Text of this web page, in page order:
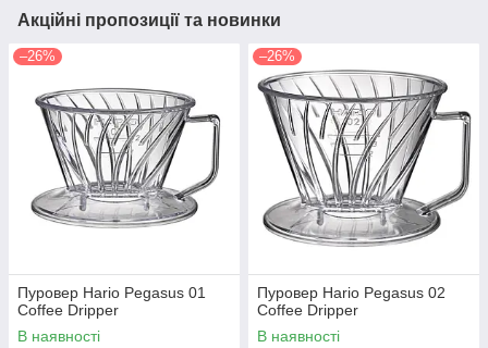
Акційні пропозиції та новинки
–26%
Пуровер Hario Pegasus 01
Coffee Dripper
В наявності
–26%
Пуровер Hario Pegasus 02
Coffee Dripper
В наявності